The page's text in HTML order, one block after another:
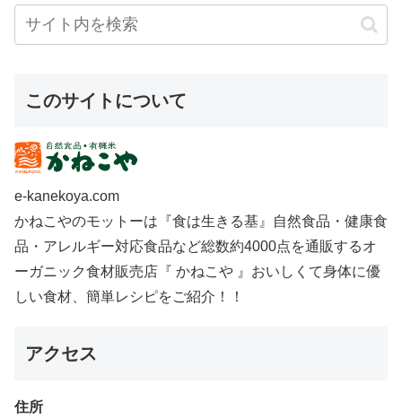
このサイトについて
e-kanekoya.com
かねこやのモットーは『食は生きる基』自然食品・健康食
品・アレルギー対応食品など総数約4000点を通販するオ
ーガニック食材販売店『 かねこや 』おいしくて身体に優
しい食材、簡単レシピをご紹介！！
アクセス
住所